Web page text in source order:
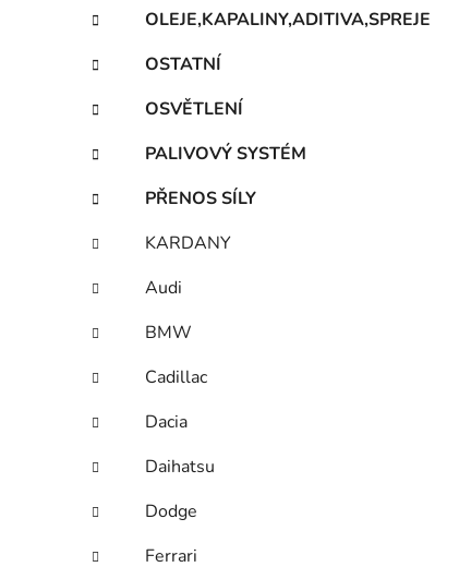
OLEJE,KAPALINY,ADITIVA,SPREJE
OSTATNÍ
OSVĚTLENÍ
PALIVOVÝ SYSTÉM
PŘENOS SÍLY
KARDANY
Audi
BMW
Cadillac
Dacia
Daihatsu
Dodge
Ferrari